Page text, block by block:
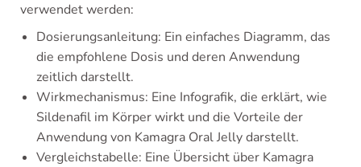
verwendet werden:
Dosierungsanleitung: Ein einfaches Diagramm, das
die empfohlene Dosis und deren Anwendung
zeitlich darstellt.
Wirkmechanismus: Eine Infografik, die erklärt, wie
Sildenafil im Körper wirkt und die Vorteile der
Anwendung von Kamagra Oral Jelly darstellt.
Vergleichstabelle: Eine Übersicht über Kamagra